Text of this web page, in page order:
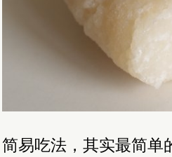
简易吃法，其实最简单